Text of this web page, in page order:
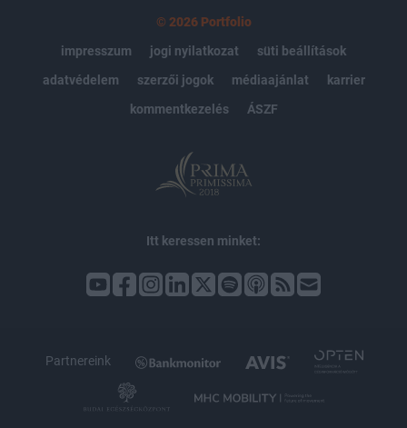
© 2026 Portfolio
impresszum
jogi nyilatkozat
süti beállítások
adatvédelem
szerzői jogok médiaajánlat
karrier
kommentkezelés
ÁSZF
Itt keressen minket:
Partnereink